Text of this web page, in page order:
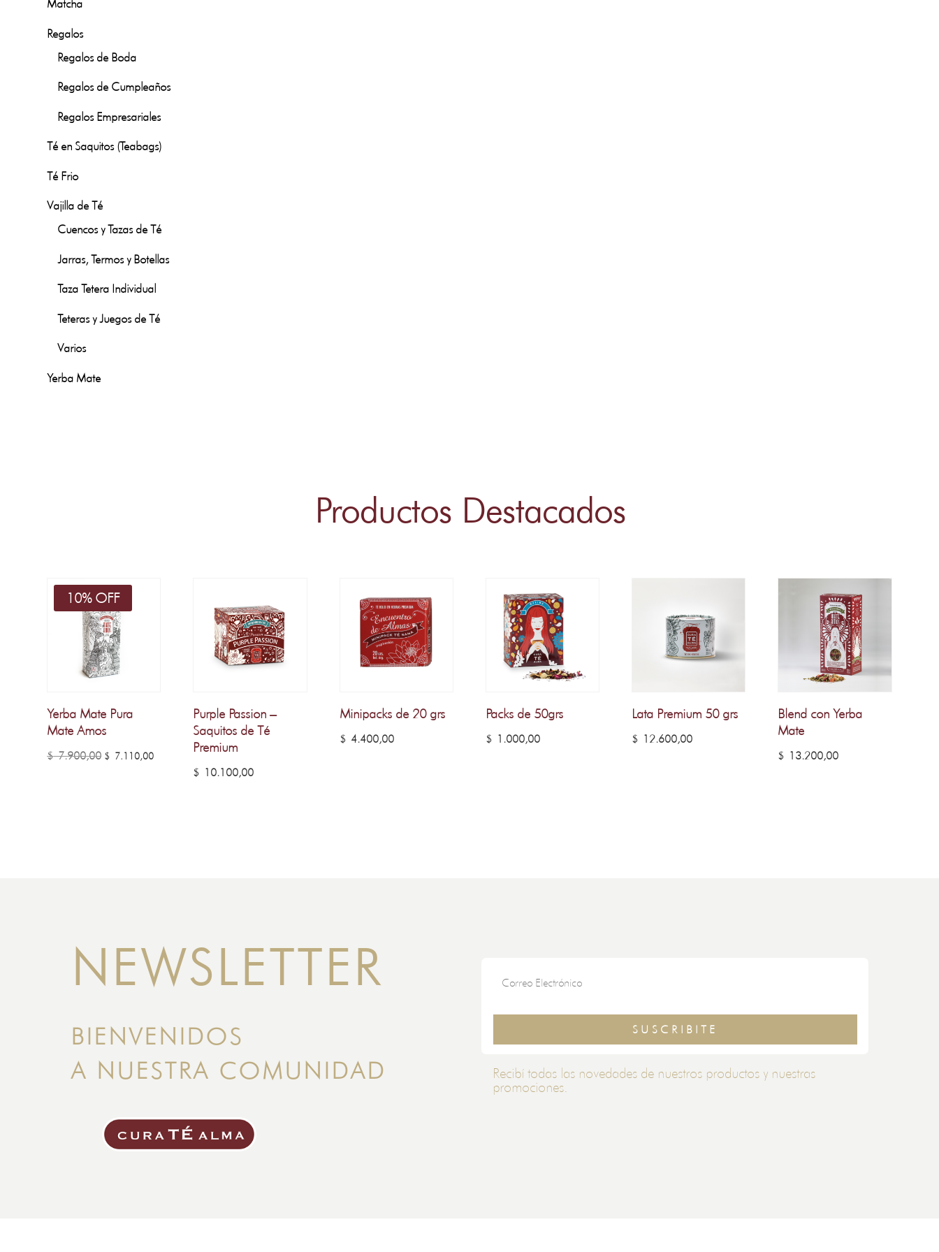
Matcha
Regalos
Regalos de Boda
Regalos de Cumpleaños
Regalos Empresariales
Té en Saquitos (Teabags)
Té Frio
Vajilla de Té
Cuencos y Tazas de Té
Jarras, Termos y Botellas
Taza Tetera Individual
Teteras y Juegos de Té
Varios
Yerba Mate
Productos Destacados
10% OFF
Yerba Mate Pura
Mate Amos
$7.900,00 El
$ 7.110,00El
Purple Passion –
Saquitos de Té
Premium
$ 10.100,00
Minipacks de 20 grs
$4.400,00
Packs de 50grs
$1.000,00
Lata Premium 50 grs
$ 12.600,00
Blend con Yerba
Mate
$ 13.200,00
NEWSLETTER
BIENVENIDOS
A NUESTRA COMUNIDAD
SUSCRIBITE
Recibí todas las novedades de nuestros productos y nuestras
promociones.